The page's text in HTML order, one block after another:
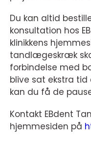
Du kan altid
konsultation hos
klinikkens
tandlægeskræk
forbindelse med
blive sat ekstra
kan du få de
Kontakt EBdent
hjemmesiden på